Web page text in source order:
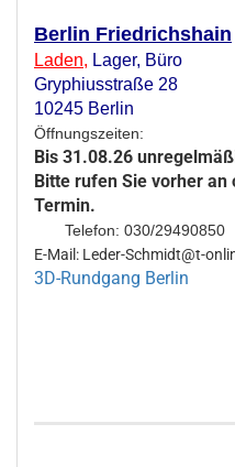
Berlin Friedrichshain
Laden, Lager, Büro
Gryphiusstraße 28
10245 Berlin
Öffnungszeiten:
Bis 31.08.26
Bitte rufen Sie vorher
Termin.
Telefon: 030/29490850
E-Mail: Leder-Schmidt@t-
3D-Rundgang Berlin